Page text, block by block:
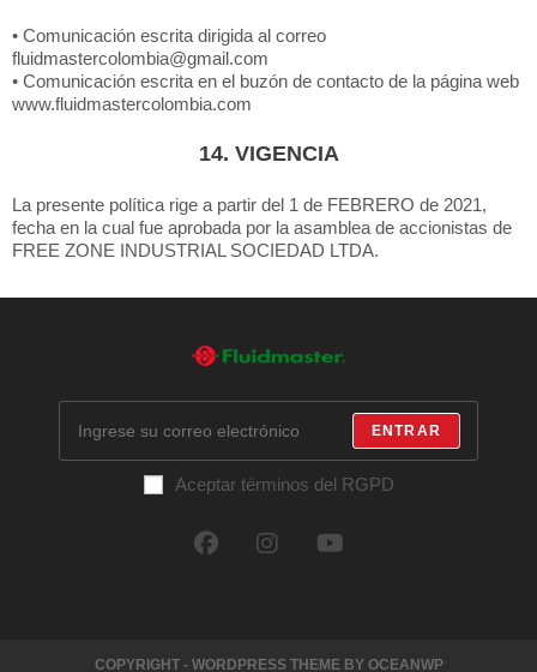
• Comunicación escrita dirigida al correo
fluidmastercolombia@gmail.com
• Comunicación escrita en el buzón de contacto de la página web
www.fluidmastercolombia.com
14. VIGENCIA
La presente política rige a partir del 1 de FEBRERO de 2021,
fecha en la cual fue aprobada por la asamblea de accionistas de
FREE ZONE INDUSTRIAL SOCIEDAD LTDA.
ENTRAR
Aceptar términos del RGPD
COPYRIGHT - WORDPRESS THEME BY OCEANWP